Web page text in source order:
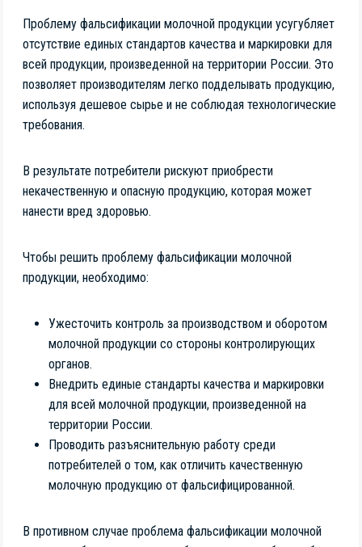
Проблему фальсификации молочной продукции усугубляет
отсутствие единых стандартов качества и маркировки для
всей продукции, произведенной на территории России. Это
позволяет производителям легко подделывать продукцию,
используя дешевое сырье и не соблюдая технологические
требования.
В результате потребители рискуют приобрести
некачественную и опасную продукцию, которая может
нанести вред здоровью.
Чтобы решить проблему фальсификации молочной
продукции, необходимо:
Ужесточить контроль за производством и оборотом
молочной продукции со стороны контролирующих
органов.
Внедрить единые стандарты качества и маркировки
для всей молочной продукции, произведенной на
территории России.
Проводить разъяснительную работу среди
потребителей о том, как отличить качественную
молочную продукцию от фальсифицированной.
В противном случае проблема фальсификации молочной